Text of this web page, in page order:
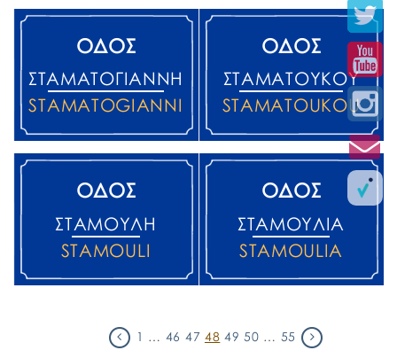
ΟΔΟΣ
ΣΤΑΜΑΤΟΓΙΆΝΝΗ
STAMATOGIANNI
ΟΔΟΣ
ΣΤΑΜΑΤΟΎΚΟΥ
STAMATOUKOU
ΟΔΟΣ
ΣΤΑΜΟΎΛΗ
STAMOULI
ΟΔΟΣ
ΣΤΑΜΟΥΛΙΆ
STAMOULIA
1 … 46 47 48 49 50 … 55